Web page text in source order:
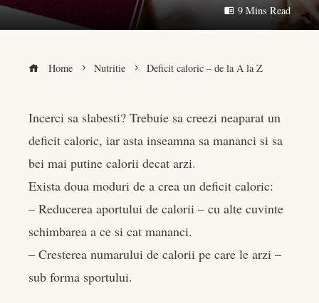
9 Mins Read
Home Nutritie Deficit caloric – de la A la Z
Incerci sa slabesti? Trebuie sa creezi neaparat un
deficit caloric, iar asta inseamna sa mananci si sa
bei mai putine calorii decat arzi.
Exista doua moduri de a crea un deficit caloric:
– Reducerea aportului de calorii – cu alte cuvinte
schimbarea a ce si cat mananci.
– Cresterea numarului de calorii pe care le arzi –
sub forma sportului.